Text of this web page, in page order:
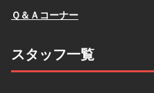
Ｑ＆Ａコーナー
スタッフ一覧